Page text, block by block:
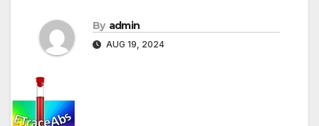
By admin
AUG 19, 2024